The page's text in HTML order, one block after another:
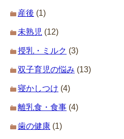
産後 (1)
未熟児 (12)
授乳・ミルク (3)
双子育児の悩み (13)
寝かしつけ (4)
離乳食・食事 (4)
歯の健康 (1)